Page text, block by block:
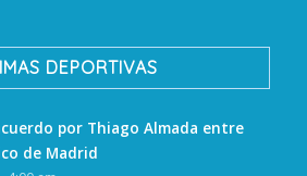
DEPORTIVAS
por Thiago Almada entre
de Madrid